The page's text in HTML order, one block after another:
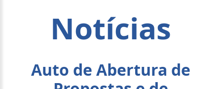
Notícias
Auto de Abertura de